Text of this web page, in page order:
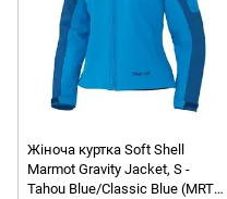
Жіноча куртка Soft Shell
Marmot Gravity Jacket, S -
Tahou Blue/Classic Blue (MRT